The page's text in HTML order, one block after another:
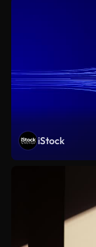
iStock